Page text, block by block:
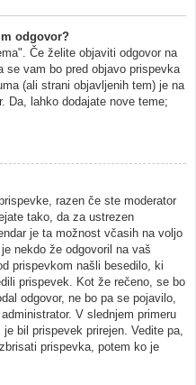
odgovor?
Če želite objaviti odgovor na
se vam bo pred objavo prispevka
(ali strani objavljenih tem) je na
Da, lahko dodajate nove teme;
razen če ste moderator
tako, da za ustrezen
je ta možnost včasih na voljo
nekdo že odgovoril na vaš
prispevkom našli besedilo, ki
prispevek. Kot že rečeno, se bo
odgovor, ne bo pa se pojavilo,
V slednjem primeru
bil prispevek prirejen. Vedite pa,
prispevka, potem ko je